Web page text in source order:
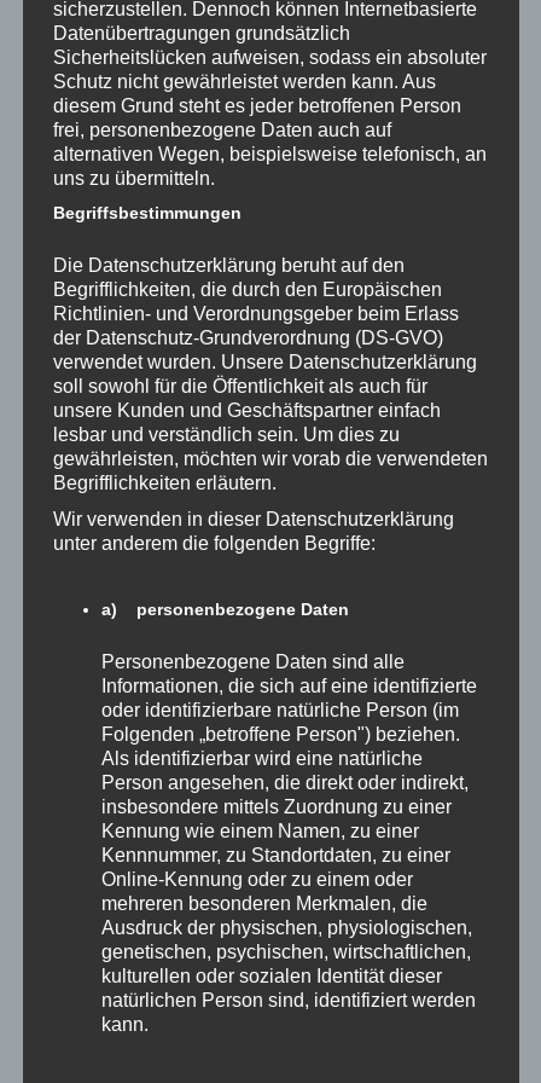
September 2021
August 2021
Juli 2021
Juni 2021
Mai 2021
Dezember 2020
November 2020
Januar 2020
November 2019
Oktober 2019
September 2019
Januar 2019
Februar 2018
Kategorien
Allgemein
Buchpräsentation
Buchvorstellen
Buchvorstellung
Denken erlaubt
sicherzustellen. Dennoch können Internetbasierte
Datenübertragungen grundsätzlich
Sicherheitslücken aufweisen, sodass ein absoluter
Schutz nicht gewährleistet werden kann. Aus
diesem Grund steht es jeder betroffenen Person
frei, personenbezogene Daten auch auf
alternativen Wegen, beispielsweise telefonisch, an
uns zu übermitteln.
Begriffsbestimmungen
Die Datenschutzerklärung beruht auf den
Begrifflichkeiten, die durch den Europäischen
Richtlinien- und Verordnungsgeber beim Erlass
der Datenschutz-Grundverordnung (DS-GVO)
verwendet wurden. Unsere Datenschutzerklärung
soll sowohl für die Öffentlichkeit als auch für
unsere Kunden und Geschäftspartner einfach
lesbar und verständlich sein. Um dies zu
gewährleisten, möchten wir vorab die verwendeten
Begrifflichkeiten erläutern.
Wir verwenden in dieser Datenschutzerklärung
unter anderem die folgenden Begriffe:
a) personenbezogene Daten
Personenbezogene Daten sind alle
Informationen, die sich auf eine identifizierte
oder identifizierbare natürliche Person (im
Folgenden „betroffene Person") beziehen.
Als identifizierbar wird eine natürliche
Person angesehen, die direkt oder indirekt,
insbesondere mittels Zuordnung zu einer
Kennung wie einem Namen, zu einer
Kennnummer, zu Standortdaten, zu einer
Online-Kennung oder zu einem oder
mehreren besonderen Merkmalen, die
Ausdruck der physischen, physiologischen,
genetischen, psychischen, wirtschaftlichen,
kulturellen oder sozialen Identität dieser
natürlichen Person sind, identifiziert werden
kann.